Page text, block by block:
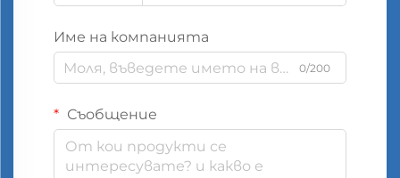
Име на компанията
0/200
Съобщение